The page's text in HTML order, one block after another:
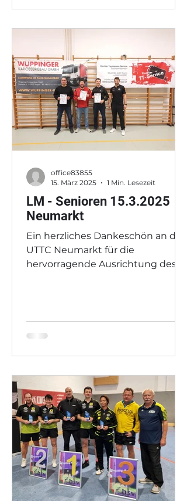
LM - Senioren 15.3.2025
Neumarkt
Ein herzliches Dankeschön an den
UTTC Neumarkt für die
hervorragende Ausrichtung des
office83855
15. März 2025
1 Min. Lesezeit